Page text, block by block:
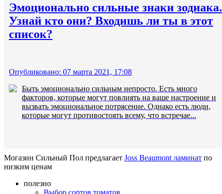
Эмоционально сильные знаки зодиака.
Узнай кто они? Входишь ли ты в этот
список?
Опубликовано: 07 марта 2021, 17:08
Быть эмоционально сильным непросто. Есть много
факторов, которые могут повлиять на ваше настроение и
вызвать эмоциональное потрясение. Однако есть люди,
которые могут противостоять всему, что встречае...
Могазин Сильный Пол предлагает Joss Beaumont ламинат по
низким ценам
полезно
Выбор сортов томатов